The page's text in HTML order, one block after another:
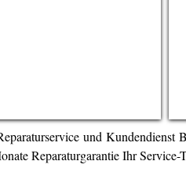
und Kundendienst
Reparaturgarantie Ihr